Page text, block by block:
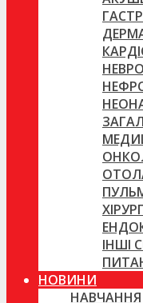
ІНШІ
НОВИНИ
НАВЧАННЯ